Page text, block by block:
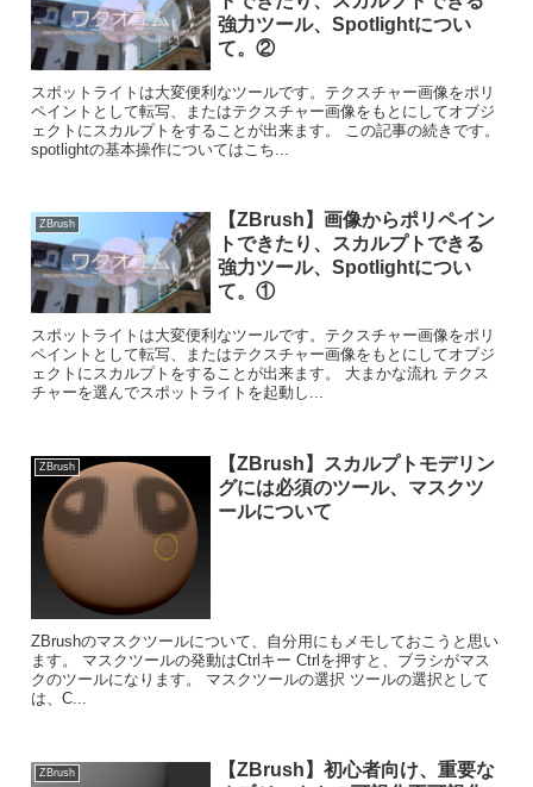
強力ツール、Spotlightについ
て。②
スポットライトは大変便利なツールです。テクスチャー画像をポリ
ペイントとして転写、またはテクスチャー画像をもとにしてオブジ
ェクトにスカルプトをすることが出来ます。 この記事の続きです。
spotlightの基本操作についてはこち...
ZBrush
【ZBrush】画像からポリペイン
トできたり、スカルプトできる
強力ツール、Spotlightについ
て。①
スポットライトは大変便利なツールです。テクスチャー画像をポリ
ペイントとして転写、またはテクスチャー画像をもとにしてオブジ
ェクトにスカルプトをすることが出来ます。 大まかな流れ テクス
チャーを選んでスポットライトを起動し...
ZBrush
【ZBrush】スカルプトモデリン
グには必須のツール、マスクツ
ールについて
ZBrushのマスクツールについて、自分用にもメモしておこうと思い
ます。 マスクツールの発動はCtrlキー Ctrlを押すと、ブラシがマス
クのツールになります。 マスクツールの選択 ツールの選択として
は、C...
ZBrush
【ZBrush】初心者向け、重要な